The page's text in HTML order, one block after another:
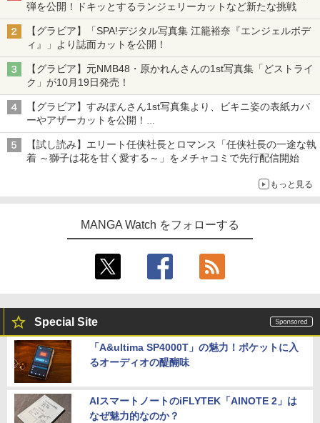
弾を公開！ドキッとするランジェリーカットなど新たな挑戦
【グラビア】「SPA!デジタル写真集 江籠裕奈『エンジェルボデ
ィ』」より誌面カットを公開！
【グラビア】元NMB48・原かれんさんの1st写真集「どストライ
ク」が10月19日発売！
【グラビア】すみぽんさん1st写真集より、ビキニ姿の表紙カバ
ーやアザーカットを公開！
タイトルは「offcourt（オフコート）」に決定
【試し読み】エリート任侠社長とロマンス「任侠社長の一途な執
着 ～獅子は花を甘く愛する～」をメチャコミで先行配信開始
もっと見る
MANGA Watch をフォローする
Special Site
「A&ultima SP4000T」の魅力！ポケットに入
るオーディオの醍醐味
AIスマートノートのiFLYTEK「AINOTE 2」は
なぜ魅力的なのか？